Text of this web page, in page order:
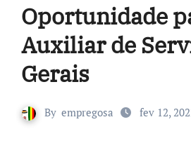
Oportunidade
Auxiliar de
Gerais
By empregosa fev 12,